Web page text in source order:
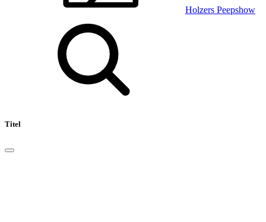
Holzers Peepshow
Titel